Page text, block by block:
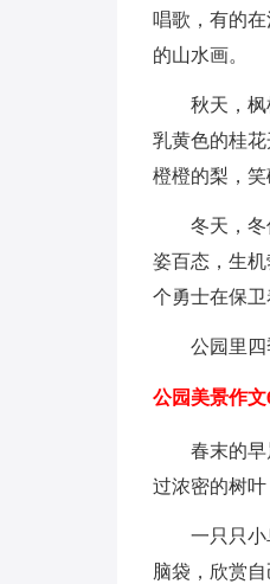
唱歌，有的
的山水画。
秋天，
乳黄色的桂
橙橙的梨，笑
冬天，
姿百态，生
个勇士在保
公园里四
公园美景作文
春末的
过浓密的树
一只只
脑袋，欣赏